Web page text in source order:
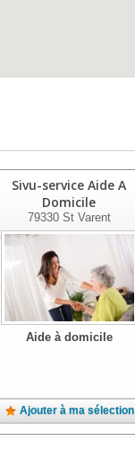
Sivu-service Aide A
Domicile
79330St Varent
Aide à domicile
Ajouter à ma sélection